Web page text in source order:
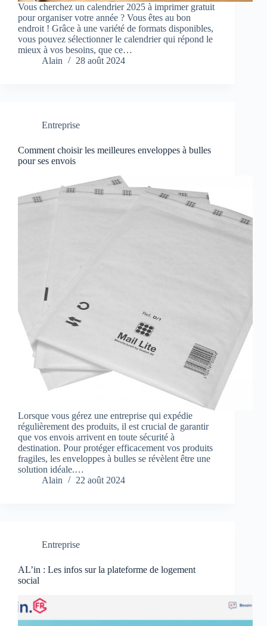
Vous cherchez un calendrier 2025 à imprimer gratuit
pour organiser votre année ? Vous êtes au bon
endroit ! Grâce à une variété de formats disponibles,
vous pouvez sélectionner le calendrier qui répond le
mieux à vos besoins, que ce…
Alain
28 août 2024
Entreprise
Comment choisir les meilleures enveloppes à bulles
pour ses envois
Lorsque vous gérez une entreprise qui expédie
régulièrement des produits, il est crucial de garantir
que vos envois arrivent en toute sécurité à
destination. Pour protéger efficacement vos produits
fragiles, les enveloppes à bulles se révèlent être une
solution idéale.…
Alain
22 août 2024
Entreprise
AL’in : Les infos sur la plateforme de logement
social